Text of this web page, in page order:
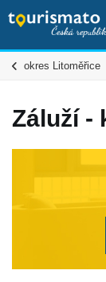
okres Litoměřice
Záluží -